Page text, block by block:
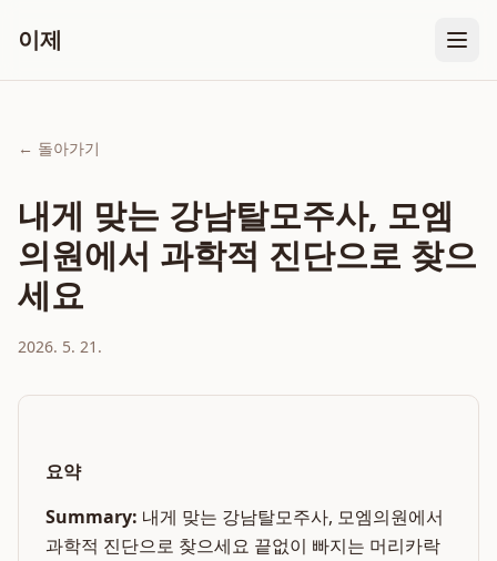
이제
← 돌아가기
내게 맞는 강남탈모주사, 모엠
의원에서 과학적 진단으로 찾으
세요
2026. 5. 21.
요약
Summary: 내게 맞는 강남탈모주사, 모엠의원에서
과학적 진단으로 찾으세요 끝없이 빠지는 머리카락